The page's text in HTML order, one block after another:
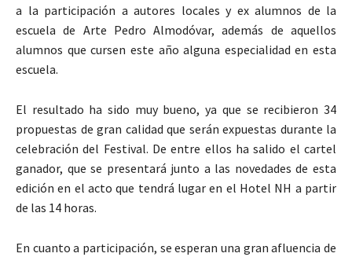
a la participación a autores locales y ex alumnos de la
escuela de Arte Pedro Almodóvar, además de aquellos
alumnos que cursen este año alguna especialidad en esta
escuela.
El resultado ha sido muy bueno, ya que se recibieron 34
propuestas de gran calidad que serán expuestas durante la
celebración del Festival. De entre ellos ha salido el cartel
ganador, que se presentará junto a las novedades de esta
edición en el acto que tendrá lugar en el Hotel NH a partir
de las 14 horas.
En cuanto a participación, se esperan una gran afluencia de